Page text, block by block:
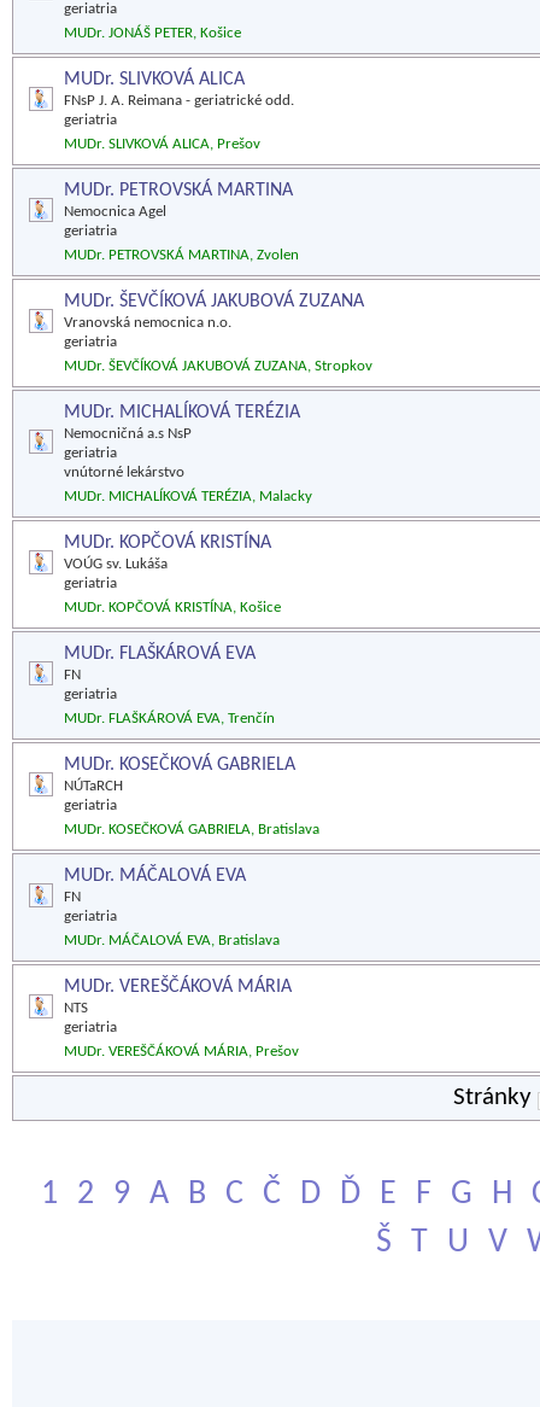
geriatria
MUDr. JONÁŠ PETER, Košice
MUDr. SLIVKOVÁ ALICA
FNsP J. A. Reimana - geriatrické odd.
geriatria
MUDr. SLIVKOVÁ ALICA, Prešov
MUDr. PETROVSKÁ MARTINA
Nemocnica Agel
geriatria
MUDr. PETROVSKÁ MARTINA, Zvolen
MUDr. ŠEVČÍKOVÁ JAKUBOVÁ ZUZANA
Vranovská nemocnica n.o.
geriatria
MUDr. ŠEVČÍKOVÁ JAKUBOVÁ ZUZANA, Stropkov
MUDr. MICHALÍKOVÁ TERÉZIA
Nemocničná a.s NsP
geriatria
vnútorné lekárstvo
MUDr. MICHALÍKOVÁ TERÉZIA, Malacky
MUDr. KOPČOVÁ KRISTÍNA
VOÚG sv. Lukáša
geriatria
MUDr. KOPČOVÁ KRISTÍNA, Košice
MUDr. FLAŠKÁROVÁ EVA
FN
geriatria
MUDr. FLAŠKÁROVÁ EVA, Trenčín
MUDr. KOSEČKOVÁ GABRIELA
NÚTaRCH
geriatria
MUDr. KOSEČKOVÁ GABRIELA, Bratislava
MUDr. MÁČALOVÁ EVA
FN
geriatria
MUDr. MÁČALOVÁ EVA, Bratislava
MUDr. VEREŠČÁKOVÁ MÁRIA
NTS
geriatria
MUDr. VEREŠČÁKOVÁ MÁRIA, Prešov
Stránky
1 2 9 A B C Č D Ď E F G H
Š
T U V